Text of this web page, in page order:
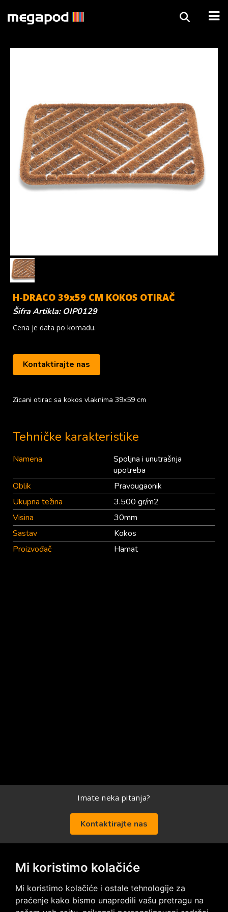
Mi koristimo kolačiće
Mi koristimo kolačiće i ostale tehnologije za
praćenje kako bismo unapredili vašu pretragu na
H-DRACO 39x59 CM KOKOS OTIRAČ
Šifra Artikla: OIP0129
Cena je data po komadu.
Kontaktirajte nas
Zicani otirac sa kokos vlaknima 39x59 cm
Tehničke karakteristike
Namena
Spoljna i unutrašnja
upotreba
Oblik
Pravougaonik
Ukupna težina
3.500 gr/m2
Visina
30mm
Sastav
Kokos
Proizvođač
Hamat
Imate neka pitanja?
Kontaktirajte nas
Posetite nas na društvenim mrežama